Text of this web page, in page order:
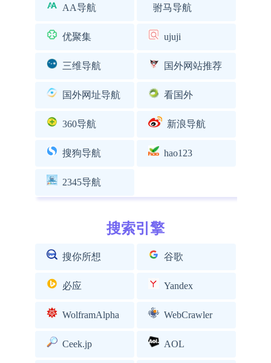
AA导航 驸马导航
优聚集 ujuji
三维导航 国外网站推荐
国外网址导航 看国外
360导航 新浪导航
搜狗导航 hao123
2345导航
搜索引擎
搜你所想 谷歌
必应 Yandex
WolframAlpha WebCrawler
Ceek.jp AOL